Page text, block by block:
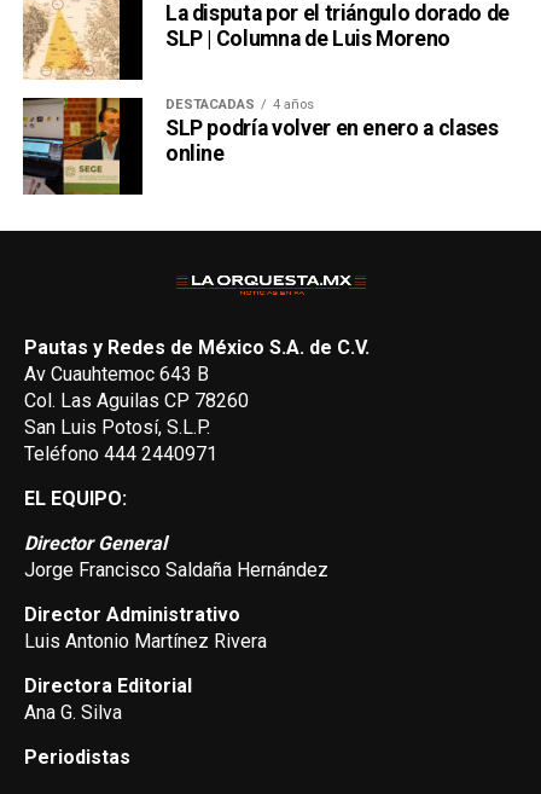
La disputa por el triángulo dorado de
SLP | Columna de Luis Moreno
DESTACADAS 4 años
SLP podría volver en enero a clases
online
Pautas y Redes de México S.A. de C.V.
Av Cuauhtemoc 643 B
Col. Las Aguilas CP 78260
San Luis Potosí, S.L.P.
Teléfono 444 2440971
EL EQUIPO:
Director General
Jorge Francisco Saldaña Hernández
Director Administrativo
Luis Antonio Martínez Rivera
Directora Editorial
Ana G. Silva
Periodistas